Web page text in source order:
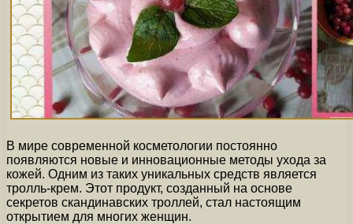
В мире современной косметологии постоянно
появляются новые и инновационные методы ухода за
кожей. Одним из таких уникальных средств является
тролль-крем. Этот продукт, созданный на основе
секретов скандинавских троллей, стал настоящим
открытием для многих женщин.